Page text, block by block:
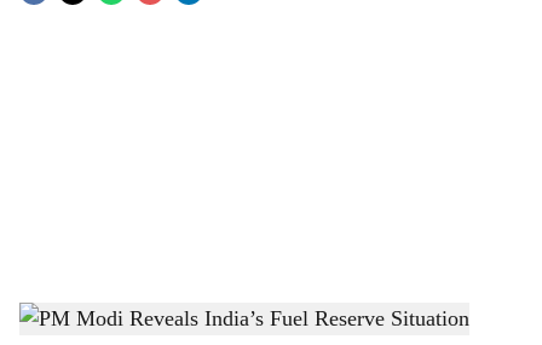
PM Modi Reveals India’s Fuel Reserve Situation- Sarkarnama